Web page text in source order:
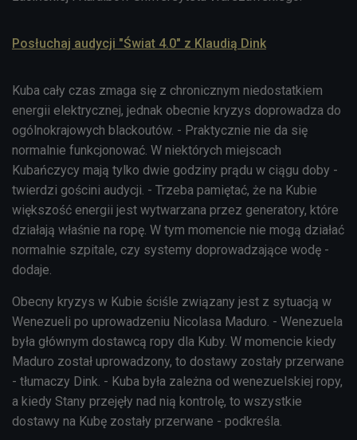
Posłuchaj audycji "Świat 4.0" z Klaudią Dink
Kuba cały czas zmaga się z chronicznym niedostatkiem
energii elektrycznej, jednak obecnie kryzys doprowadza do
ogólnokrajowych blackoutów. - Praktycznie nie da się
normalnie funkcjonować. W niektórych miejscach
Kubańczycy mają tylko dwie godziny prądu w ciągu doby -
twierdzi gościni audycji. - Trzeba pamiętać, że na Kubie
większość energii jest wytwarzana przez generatory, które
działają właśnie na ropę. W tym momencie nie mogą działać
normalnie szpitale, czy systemy doprowadzające wodę -
dodaje.
Obecny kryzys w Kubie ściśle związany jest z sytuacją w
Wenezueli po uprowadzeniu Nicolasa Maduro. - Wenezuela
była głównym dostawcą ropy dla Kuby. W momencie kiedy
Maduro został uprowadzony, to dostawy zostały przerwane
- tłumaczy Dink. - Kuba była zależna od wenezuelskiej ropy,
a kiedy Stany przejęły nad nią kontrolę, to wszystkie
dostawy na Kubę zostały przerwane - podkreśla.